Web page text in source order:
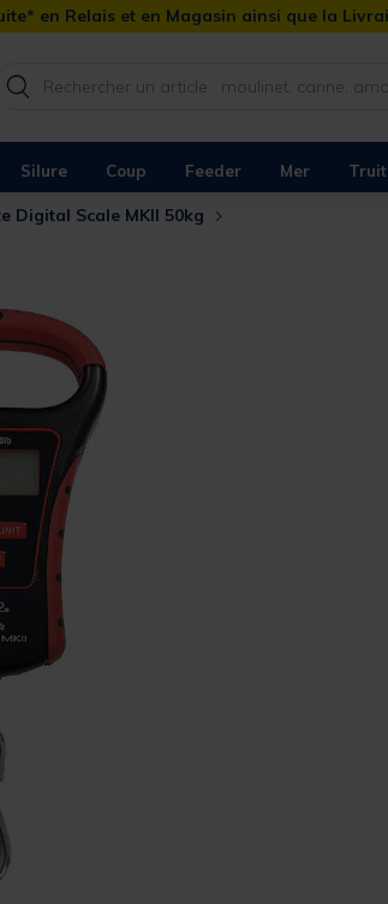
en Relais et en Magasin ainsi que la
Silure Coup Feeder Mer
Digital Scale MKII 50kg